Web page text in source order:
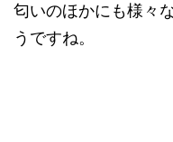
匂いのほかにも様々
うですね。